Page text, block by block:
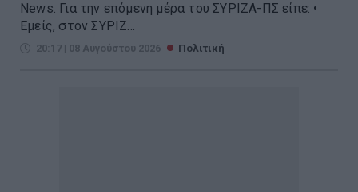
Νews. Για την επόμενη μέρα του ΣΥΡΙΖΑ-ΠΣ είπε: •
Εμείς, στον ΣΥΡΙΖ...
20:17 | 08 Αυγούστου 2026 Πολιτική